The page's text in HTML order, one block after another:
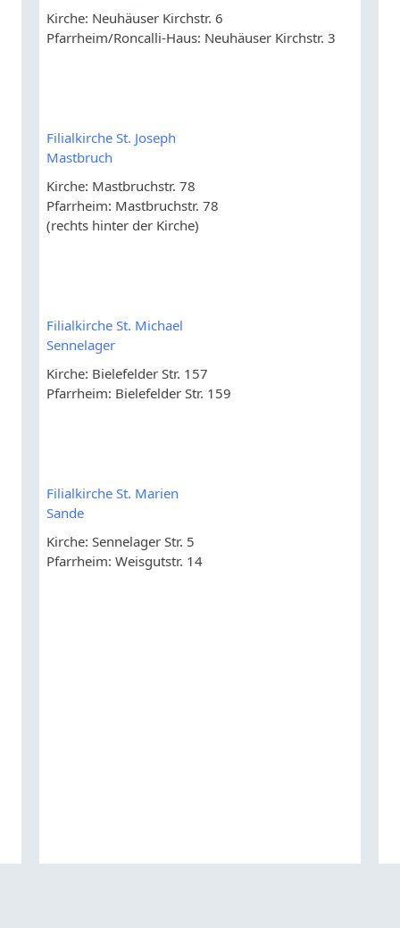
Kirche: Neuhäuser Kirchstr. 6
Pfarrheim/Roncalli-Haus: Neuhäuser Kirchstr. 3
Filialkirche St. Joseph
Mastbruch
Kirche: Mastbruchstr. 78
Pfarrheim: Mastbruchstr. 78
(rechts hinter der Kirche)
Filialkirche St. Michael
Sennelager
Kirche: Bielefelder Str. 157
Pfarrheim: Bielefelder Str. 159
Filialkirche St. Marien
Sande
Kirche: Sennelager Str. 5
Pfarrheim: Weisgutstr. 14